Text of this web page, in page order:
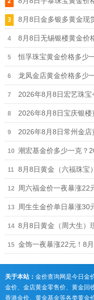
8月8日金多银多黄金现
2026年8月8日宝庆银
2026年8月8日常州金
关于本站： 金价查询网是今日金
金价、金店黄金零售价、黄金回
香港金价、黄金基金等各类黄金